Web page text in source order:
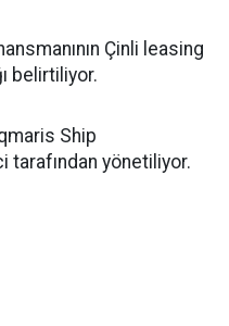
Çinli leasing
belirtiliyor.
Ship
tarafından yönetiliyor.